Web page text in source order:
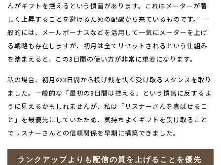
んがギフトを控えるという慣習があります。これはメーターが著
しく上昇することを避けるための配慮から来ているものです。一
般的には、メールボーナスなどを活用して一気にメーターを上げ
る戦略も存在しますが、初月は全てリセットされるという仕組み
を踏まえると、この3 日間の使い方が非常に重要になります。
私の場合、初月の3 日間から投げ銭を快く受け取るスタンスを取り
ました。一般的な「最初の3 日間は控える」という慣習に反するよ
うに見えるかもしれませんが、私は「リスナーさんを喜ばせるこ
と」を最優先にしていたため、気持ちよくギフトを受け取ること
でリスナーさんとの信頼関係を早期に構築できました。
ランクアップよりも配信の質を上げることを優先